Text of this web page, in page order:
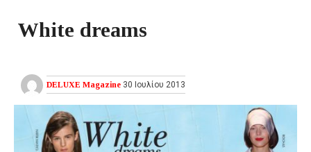
White dreams
DELUXE Magazine 30 Ιουλίου 2013